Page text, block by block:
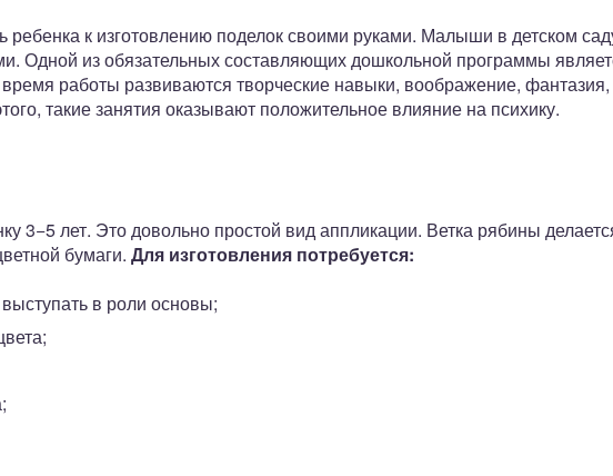
ребенка к изготовлению поделок своими руками. Малыши в детском
Одной из обязательных составляющих дошкольной программы
работы развиваются творческие навыки, воображение,
такие занятия оказывают положительное влияние на психику.
3−5 лет. Это довольно простой вид аппликации. Ветка рябины
бумаги. Для изготовления потребуется:
в роли основы;